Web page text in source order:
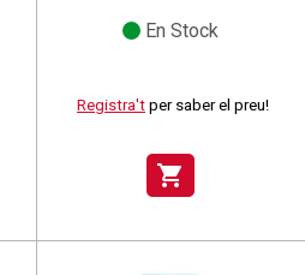
En Stock
Registra't per saber el preu!
shopping_cart